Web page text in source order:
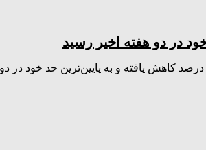
در دو هفته اخیر رسید
کاهش یافته و به پایین‌ترین حد خود در